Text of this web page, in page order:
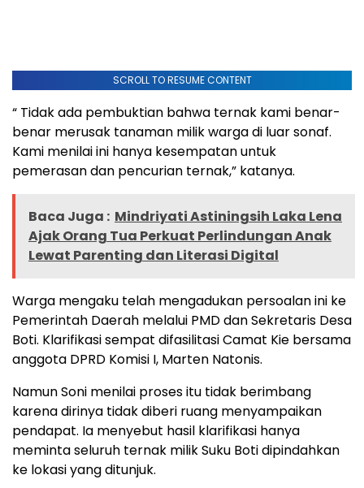
SCROLL TO RESUME CONTENT
“ Tidak ada pembuktian bahwa ternak kami benar-
benar merusak tanaman milik warga di luar sonaf.
Kami menilai ini hanya kesempatan untuk
pemerasan dan pencurian ternak,” katanya.
Baca Juga : Mindriyati Astiningsih Laka Lena
Ajak Orang Tua Perkuat Perlindungan Anak
Lewat Parenting dan Literasi Digital
Warga mengaku telah mengadukan persoalan ini ke
Pemerintah Daerah melalui PMD dan Sekretaris Desa
Boti. Klarifikasi sempat difasilitasi Camat Kie bersama
anggota DPRD Komisi I, Marten Natonis.
Namun Soni menilai proses itu tidak berimbang
karena dirinya tidak diberi ruang menyampaikan
pendapat. Ia menyebut hasil klarifikasi hanya
meminta seluruh ternak milik Suku Boti dipindahkan
ke lokasi yang ditunjuk.